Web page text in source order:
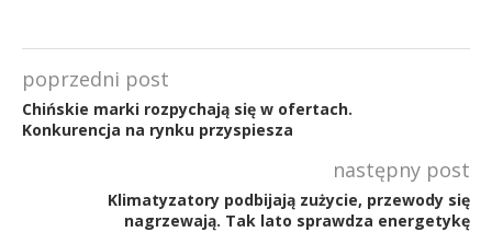
poprzedni post
Chińskie marki rozpychają się w ofertach.
Konkurencja na rynku przyspiesza
następny post
Klimatyzatory podbijają zużycie, przewody się
nagrzewają. Tak lato sprawdza energetykę